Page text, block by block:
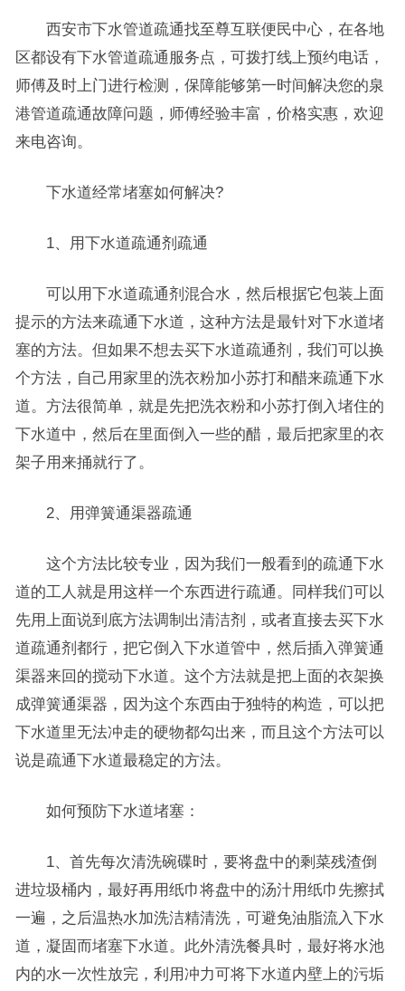
西安市下水管道疏通找至尊互联便民中心，在各地
区都设有下水管道疏通服务点，可拨打线上预约电话，
师傅及时上门进行检测，保障能够第一时间解决您的泉
港管道疏通故障问题，师傅经验丰富，价格实惠，欢迎
来电咨询。
下水道经常堵塞如何解决?
1、用下水道疏通剂疏通
可以用下水道疏通剂混合水，然后根据它包装上面
提示的方法来疏通下水道，这种方法是最针对下水道堵
塞的方法。但如果不想去买下水道疏通剂，我们可以换
个方法，自己用家里的洗衣粉加小苏打和醋来疏通下水
道。方法很简单，就是先把洗衣粉和小苏打倒入堵住的
下水道中，然后在里面倒入一些的醋，最后把家里的衣
架子用来捅就行了。
2、用弹簧通渠器疏通
这个方法比较专业，因为我们一般看到的疏通下水
道的工人就是用这样一个东西进行疏通。同样我们可以
先用上面说到底方法调制出清洁剂，或者直接去买下水
道疏通剂都行，把它倒入下水道管中，然后插入弹簧通
渠器来回的搅动下水道。这个方法就是把上面的衣架换
成弹簧通渠器，因为这个东西由于独特的构造，可以把
下水道里无法冲走的硬物都勾出来，而且这个方法可以
说是疏通下水道最稳定的方法。
如何预防下水道堵塞：
1、首先每次清洗碗碟时，要将盘中的剩菜残渣倒
进垃圾桶内，最好再用纸巾将盘中的汤汁用纸巾先擦拭
一遍，之后温热水加洗洁精清洗，可避免油脂流入下水
道，凝固而堵塞下水道。此外清洗餐具时，最好将水池
内的水一次性放完，利用冲力可将下水道内壁上的污垢